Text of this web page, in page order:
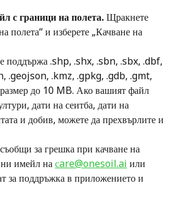
с граници на полета. Щракнете
полета“ и изберете „Качване на
поддържа .shp, .shx, .sbn, .sbx, .dbf,
.geojson, .kmz, .gpkg, .gdb, .gmt,
до 10 MB. Ако вашият файл
дати на сеитба, дати на
и добив, можете да прехвърлите и
за грешка при качване на
ни имейл на сare@onesoil.ai или
за поддръжка в приложението и